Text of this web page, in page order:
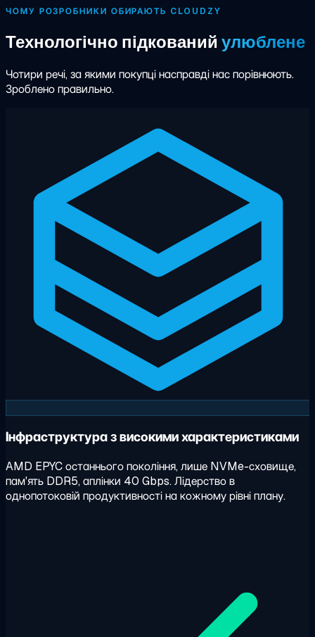
ЧОМУ РОЗРОБНИКИ ОБИРАЮТЬ CLOUDZY
Технологічно підкований улюблене
Чотири речі, за якими покупці насправді нас порівнюють.
Зроблено правильно.
Інфраструктура з високими характеристиками
AMD EPYC останнього покоління, лише NVMe-сховище,
пам'ять DDR5, аплінки 40 Gbps. Лідерство в
однопотоковій продуктивності на кожному рівні плану.